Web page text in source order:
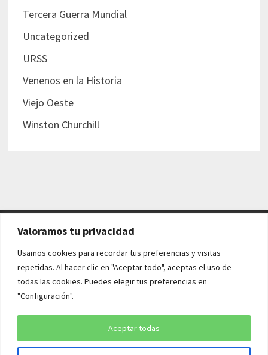
Valoramos tu privacidad
Usamos cookies para recordar tus preferencias y visitas
repetidas. Al hacer clic en "Aceptar todo", aceptas el uso de
todas las cookies. Puedes elegir tus preferencias en
"Configuración".
Aceptar todas
Tercera Guerra Mundial
Uncategorized
URSS
Venenos en la Historia
Viejo Oeste
Winston Churchill
AVISO LEGAL Y POLÍTICAS
Aviso legal
Política de cookies